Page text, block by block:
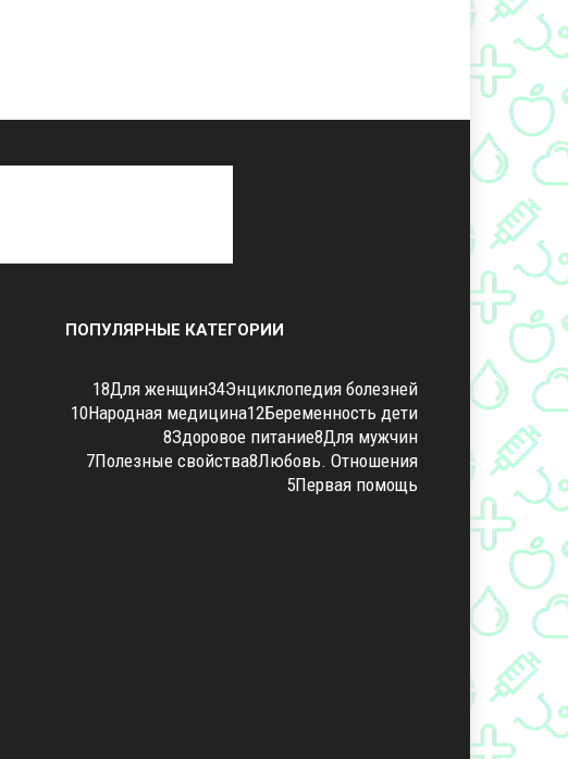
ПОПУЛЯРНЫЕ КАТЕГОРИИ
Энциклопедия болезней
34
Для женщин
18
Беременность дети
12
Народная медицина
10
Для мужчин
8
Здоровое питание
8
Любовь. Отношения
8
Полезные свойства
7
Первая помощь
5